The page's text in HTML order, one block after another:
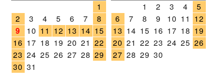
1
2
3 4 5 6 7
8
9
10 11 12 13 14 15
16 17 18 19 20 21 22
23 24 25 26 27 28 29
30 31
1
2 3 4
5
6
7 8 9 10 11 12
13 14 15 16 17 18 19
20 21 22 23 24 25 26
27 28 29 30